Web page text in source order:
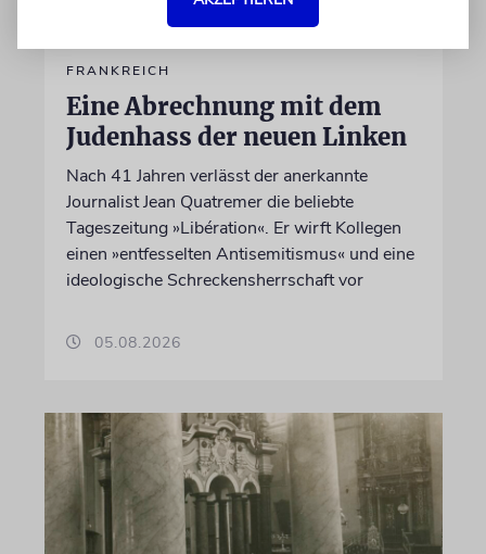
FRANKREICH
Eine Abrechnung mit dem
Judenhass der neuen Linken
Nach 41 Jahren verlässt der anerkannte
Journalist Jean Quatremer die beliebte
Tageszeitung »Libération«. Er wirft Kollegen
einen »entfesselten Antisemitismus« und eine
ideologische Schreckensherrschaft vor
05.08.2026